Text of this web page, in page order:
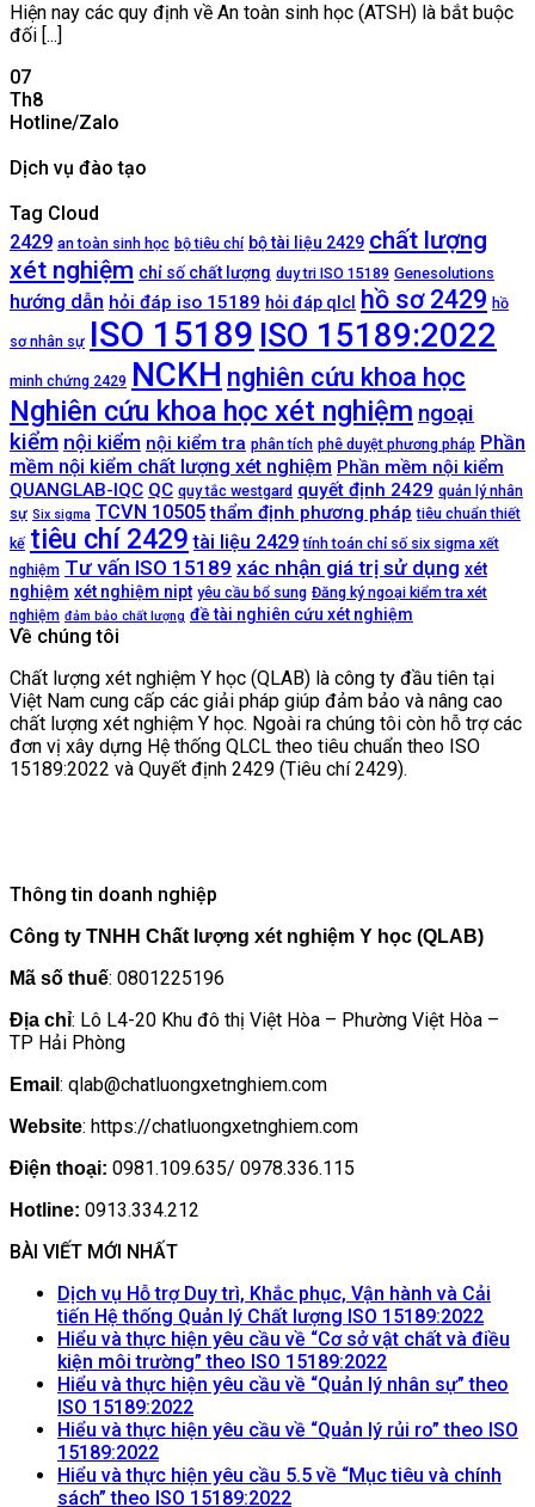
Hiện nay các quy định về An toàn sinh học (ATSH) là bắt buộc
đối [...]
07
Th8
Hotline/Zalo
Dịch vụ đào tạo
Tag Cloud
2429 an toàn sinh học bộ tiêu chí bộ tài liệu 2429 chất lượng
xét nghiệm chỉ số chất lượng duy tri ISO 15189 Genesolutions
hướng dẫn hỏi đáp iso 15189 hỏi đáp qlcl hồ sơ 2429 hồ
sơ nhân sự ISO 15189 ISO 15189:2022
minh chứng 2429 NCKH nghiên cứu khoa học
Nghiên cứu khoa học xét nghiệm ngoại
kiểm nội kiểm nội kiểm tra phân tích phê duyệt phương pháp Phần
mềm nội kiểm chất lượng xét nghiệm Phần mềm nội kiểm
QUANGLAB-IQC QC quy tắc westgard quyết định 2429 quản lý nhân
sự Six sigma TCVN 10505 thẩm định phương pháp tiêu chuẩn thiết
kế tiêu chí 2429 tài liệu 2429 tính toán chỉ số six sigma xết
nghiệm Tư vấn ISO 15189 xác nhận giá trị sử dụng xét
nghiệm xét nghiệm nipt yêu cầu bổ sung Đăng ký ngoại kiểm tra xét
nghiệm đảm bảo chất lượng đề tài nghiên cứu xét nghiệm
Về chúng tôi
Chất lượng xét nghiệm Y học (QLAB) là công ty đầu tiên tại
Việt Nam cung cấp các giải pháp giúp đảm bảo và nâng cao
chất lượng xét nghiệm Y học. Ngoài ra chúng tôi còn hỗ trợ các
đơn vị xây dựng Hệ thống QLCL theo tiêu chuẩn theo ISO
15189:2022 và Quyết định 2429 (Tiêu chí 2429).
Thông tin doanh nghiệp
Công ty TNHH Chất lượng xét nghiệm Y học (QLAB)
Mã số thuế: 0801225196
Địa chỉ: Lô L4-20 Khu đô thị Việt Hòa – Phường Việt Hòa –
TP Hải Phòng
Email : qlab@chatluongxetnghiem.com
Website: https://chatluongxetnghiem.com
Điện thoại: 0981.109.635/ 0978.336.115
Hotline: 0913.334.212
BÀI VIẾT MỚI NHẤT
Dịch vụ Hỗ trợ Duy trì, Khắc phục, Vận hành và Cải
tiến Hệ thống Quản lý Chất lượng ISO 15189:2022
có
luận
Dịch
Hỗ
Hiểu và thực hiện yêu cầu về “Cơ sở vật chất và điều
kiện môi trường” theo ISO 15189:2022Không
có
luận
Hiểu
Hiểu và thực hiện yêu cầu về “Quản lý nhân sự” theo
ISO 15189:2022Không
có
luận
ở
Hiểu và thực hiện yêu cầu về “Quản lý rủi ro” theo ISO
15189:2022Không
có
bình
Hiểu và thực hiện yêu cầu 5.5 về “Mục tiêu và chính
sách” theo ISO 15189:2022Không